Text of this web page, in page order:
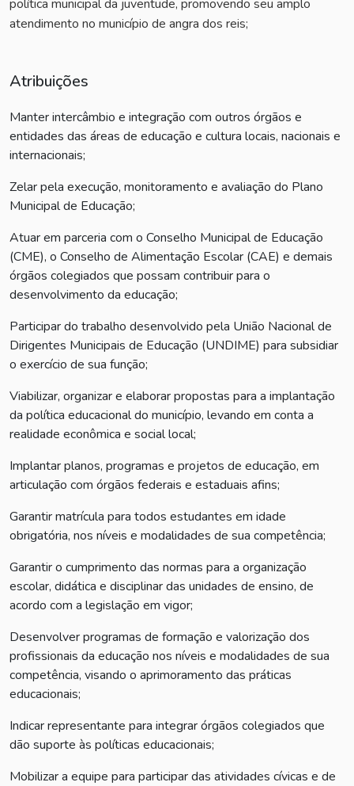
política municipal da juventude, promovendo seu amplo
atendimento no município de angra dos reis;
Atribuições
Manter intercâmbio e integração com outros órgãos e
entidades das áreas de educação e cultura locais, nacionais e
internacionais;
Zelar pela execução, monitoramento e avaliação do Plano
Municipal de Educação;
Atuar em parceria com o Conselho Municipal de Educação
(CME), o Conselho de Alimentação Escolar (CAE) e demais
órgãos colegiados que possam contribuir para o
desenvolvimento da educação;
Participar do trabalho desenvolvido pela União Nacional de
Dirigentes Municipais de Educação (UNDIME) para subsidiar
o exercício de sua função;
Viabilizar, organizar e elaborar propostas para a implantação
da política educacional do município, levando em conta a
realidade econômica e social local;
Implantar planos, programas e projetos de educação, em
articulação com órgãos federais e estaduais afins;
Garantir matrícula para todos estudantes em idade
obrigatória, nos níveis e modalidades de sua competência;
Garantir o cumprimento das normas para a organização
escolar, didática e disciplinar das unidades de ensino, de
acordo com a legislação em vigor;
Desenvolver programas de formação e valorização dos
profissionais da educação nos níveis e modalidades de sua
competência, visando o aprimoramento das práticas
educacionais;
Indicar representante para integrar órgãos colegiados que
dão suporte às políticas educacionais;
Mobilizar a equipe para participar das atividades cívicas e de